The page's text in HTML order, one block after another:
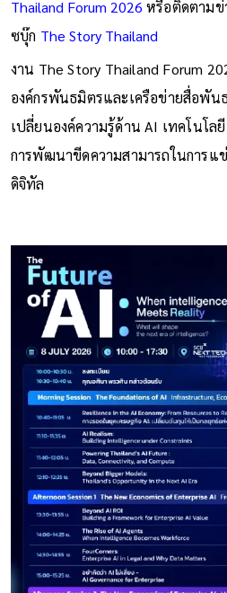
Thailand Forum 2026 หรือติดตามข่
ซบุ๊ก The Story Thailand
งาน The Story Thailand Forum
องค์กรพันธมิตรและเครือข่ายสื่อพัน
เปลี่ยนองค์ความรู้ด้าน AI เทคโนโล
การพัฒนาขีดความสามารถในการแ
ดิจิทัล